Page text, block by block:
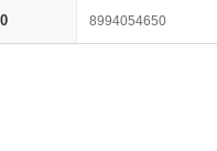
8994054650